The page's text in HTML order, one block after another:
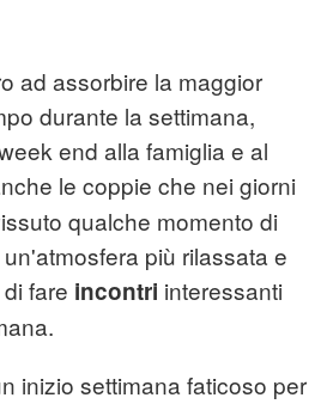
ad assorbire la maggior
durante la settimana,
end alla famiglia e al
le coppie che nei giorni
qualche momento di
più rilassata e
fare incontri interessanti
inizio settimana faticoso per